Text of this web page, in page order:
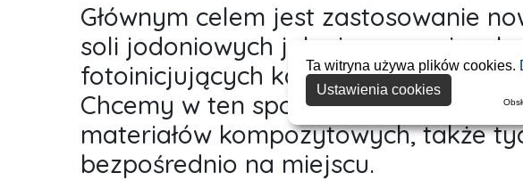
Głównym celem jest zastosowanie
soli jodoniowych jako innowacyjnych
fotoinicjujących kationową
Chcemy w ten sposób usprawnić
materiałów kompozytowych, także
bezpośrednio na miejscu.
Ta witryna używa plików cookies.
Ustawienia cookies